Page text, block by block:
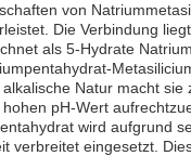
von
Die Verbindung
als 5-Hydrate
Natur macht
pH-Wert
wird aufgrund
verbreitet eingesetzt.